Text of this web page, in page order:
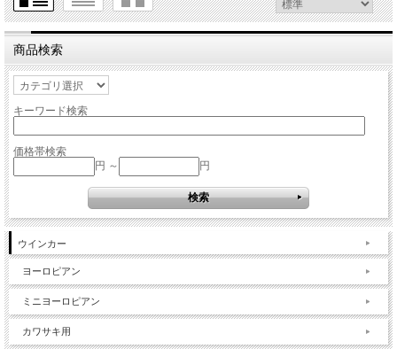
商品検索
キーワード検索
価格帯検索
円 ～
円
ウインカー
ヨーロピアン
ミニヨーロピアン
カワサキ用